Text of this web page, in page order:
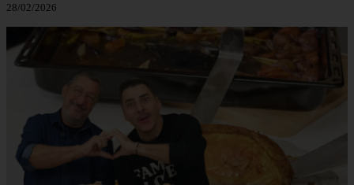
28/02/2026